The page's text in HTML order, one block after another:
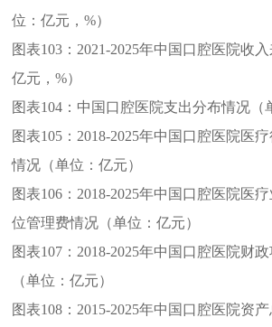
位：亿元，%）
图表103： 2021-2025年中国口腔医院收
亿元，%）
图表104： 中国口腔医院支出分布情况（
图表105： 2018-2025年中国口腔医院医
情况（单位：亿元）
图表106： 2018-2025年中国口腔医院医
位管理费情况（单位：亿元）
图表107： 2018-2025年中国口腔医院财
（单位：亿元）
图表108： 2015-2025年中国口腔医院资